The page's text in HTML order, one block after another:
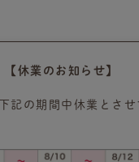
【休業のお知らせ】
記の期間中休業とさせ